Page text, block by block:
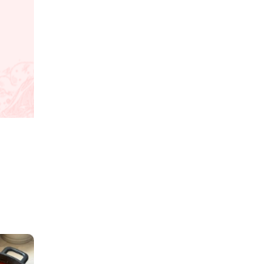
. גולש המר
קלחי תירס צרובים על מחבת עם גבינה
נשנושי פרגיות